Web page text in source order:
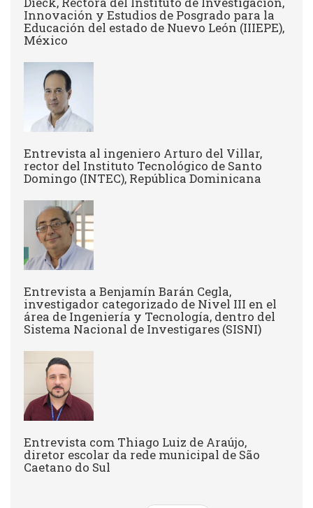
Innovación y Estudios de Posgrado para la
Educación del estado de Nuevo León (IIIEPE),
México
Entrevista al ingeniero Arturo del Villar,
rector del Instituto Tecnológico de Santo
Domingo (INTEC), República Dominicana
Entrevista a Benjamín Barán Cegla,
investigador categorizado de Nivel III en el
área de Ingeniería y Tecnología, dentro del
Sistema Nacional de Investigares (SISNI)
Entrevista com Thiago Luiz de Araújo,
diretor escolar da rede municipal de São
Caetano do Sul